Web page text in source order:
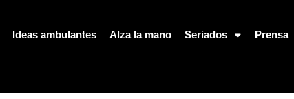
Ideas ambulantes Alza la mano Seriados Prensa